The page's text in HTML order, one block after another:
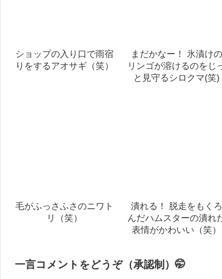
ショップの入り口で雨宿
りをするアオサギ（笑）
まだかなー！ 氷漬けの
リンゴが溶けるのをじ
と見守るシロクマ(笑)
毛がふっさふさのニワト
リ（笑）
潰れる！ 脱走をもくろ
んだハムスターの潰れ
表情がかわいい（笑）
一言コメントをどうぞ（承認制）🤭